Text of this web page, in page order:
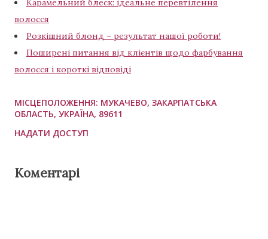
Карамельний блеск: ідеальне перевтілення
волосся
Розкішний блонд – результат нашої роботи!
Поширені питання від клієнтів щодо фарбування
волосся і короткі відповіді
МІСЦЕПОЛОЖЕННЯ: МУКАЧЕВО, ЗАКАРПАТСЬКА
ОБЛАСТЬ, УКРАЇНА, 89611
НАДАТИ ДОСТУП
Коментарі